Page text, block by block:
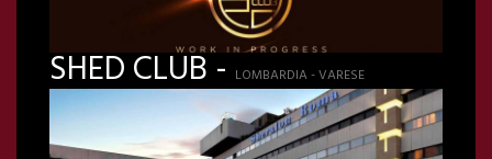
SHED CLUB -LOMBARDIA - VARESE